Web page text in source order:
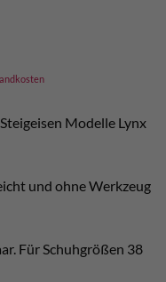
Modelle Lynx
und ohne Werkzeug
Für Schuhgrößen 38